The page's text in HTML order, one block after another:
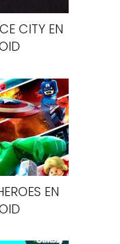
CITY EN
EN